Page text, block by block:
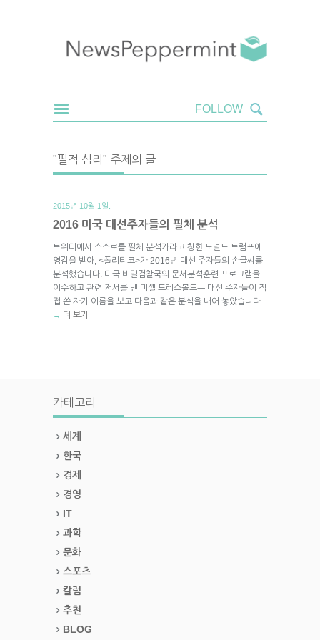
"필적 심리" 주제의 글
2015년 10월 1일.
2016 미국 대선주자들의 필체 분석
트위터에서 스스로를 필체 분석가라고 칭한 도널드 트럼프에
영감을 받아, <폴리티코>가 2016년 대선 주자들의 손글씨를
분석했습니다. 미국 비밀검찰국의 문서분석훈련 프로그램을
이수하고 관련 저서를 낸 미셸 드레스볼드는 대선 주자들이 직
접 쓴 자기 이름을 보고 다음과 같은 분석을 내어 놓았습니다.
→ 더 보기
카테고리
세계
한국
경제
경영
IT
과학
문화
스포츠
칼럼
추천
BLOG